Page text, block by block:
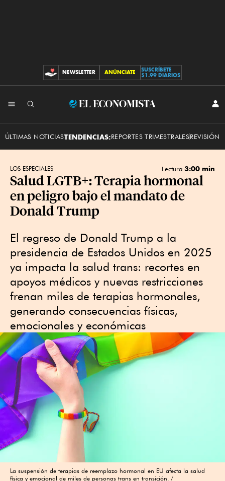
CONTRIBUCIONES
NEWSLETTER ANÚNCIATE
SUSCRÍBETE
$1.99 DIARIOS
El
ÚLTIMAS NOTICIASTENDENCIAS:REPORTES TRIMESTRALESREVISIÓN
LOS ESPECIALES Lectura 3:00 min
Salud LGTB+: Terapia hormonal
en peligro bajo el mandato de
Donald Trump
El regreso de Donald Trump a la
presidencia de Estados Unidos en 2025
ya impacta la salud trans: recortes en
apoyos médicos y nuevas restricciones
frenan miles de terapias hormonales,
generando consecuencias físicas,
emocionales y económicas
La suspensión de terapias de reemplazo hormonal en EU afecta la salud
física y emocional de miles de personas trans en transición.